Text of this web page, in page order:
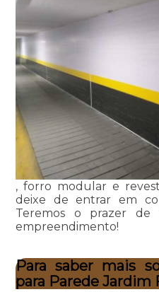
, forro modular e
deixe de entrar em
Teremos o prazer
empreendimento!
Para saber mais
para Parede Jardim